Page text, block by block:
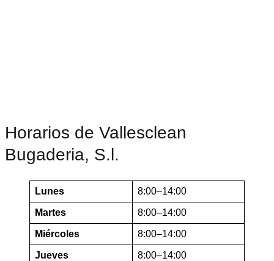
Horarios de Vallesclean
Bugaderia, S.l.
Lunes 8:00–14:00
Martes 8:00–14:00
Miércoles 8:00–14:00
Jueves 8:00–14:00